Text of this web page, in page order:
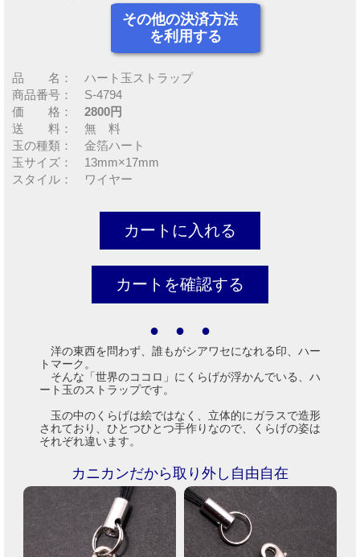
その他の決済方法
を利用する
品 名： ハート玉ストラップ
商品番号： S-4794
価 格： 2800円
送 料： 無 料
玉の種類： 金箔ハート
玉サイズ： 13mm×17mm
スタイル： ワイヤー
● ● ●
洋の東西を問わず、誰もがシアワセになれる印、ハー
トマーク。
そんな「世界のココロ」にくらげが浮かんでいる、ハ
ート玉のストラップです。
玉の中のくらげは絵ではなく、立体的にガラスで造形
されており、ひとつひとつ手作りなので、くらげの姿は
それぞれ違います。
カニカンだから取り外し自由自在